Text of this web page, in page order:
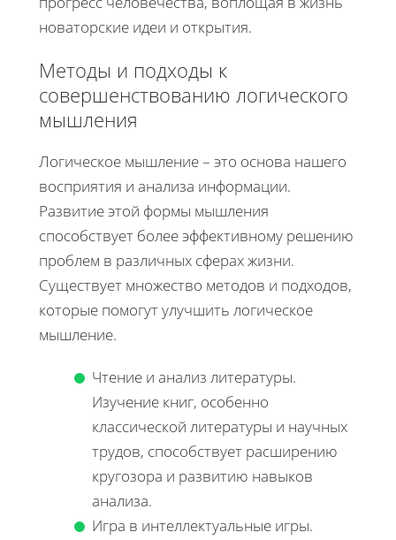
новаторские идеи и открытия.
Методы и подходы к
совершенствованию логического
мышления
Логическое мышление – это основа нашего
восприятия и анализа информации.
Развитие этой формы мышления
способствует более эффективному решению
проблем в различных сферах жизни.
Существует множество методов и подходов,
которые помогут улучшить логическое
мышление.
Чтение и анализ литературы.
Изучение книг, особенно
классической литературы и научных
трудов, способствует расширению
кругозора и развитию навыков
анализа.
Игра в интеллектуальные игры.